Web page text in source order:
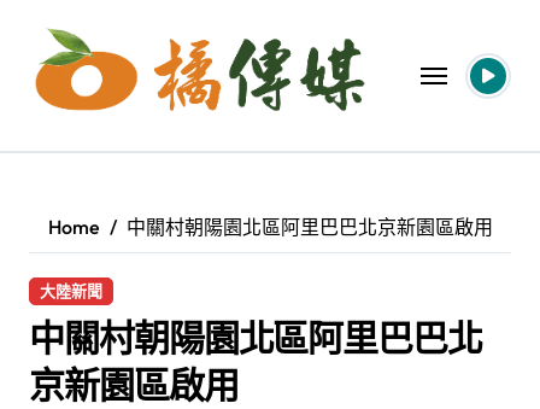
content
Home 中關村朝陽園北區阿里巴巴北京新園區啟用
大陸新聞
中關村朝陽園北區阿里巴巴北
京新園區啟用